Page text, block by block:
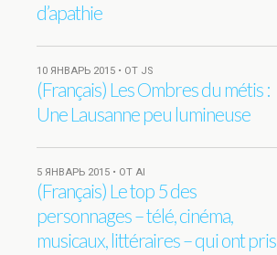
d’apathie
10 ЯНВАРЬ 2015 • ОТ JS
(Français) Les Ombres du métis :
Une Lausanne peu lumineuse
5 ЯНВАРЬ 2015 • ОТ AI
(Français) Le top 5 des
personnages – télé, cinéma,
musicaux, littéraires – qui ont pris